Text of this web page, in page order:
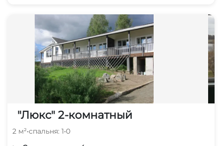
"Люкс" 2-комнатный
2 м²•спальня: 1•0